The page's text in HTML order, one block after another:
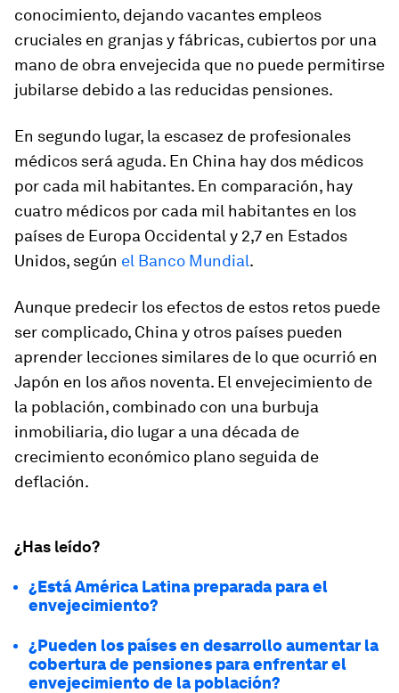
conocimiento, dejando vacantes empleos
cruciales en granjas y fábricas, cubiertos por una
mano de obra envejecida que no puede permitirse
jubilarse debido a las reducidas pensiones.
En segundo lugar, la escasez de profesionales
médicos será aguda. En China hay dos médicos
por cada mil habitantes. En comparación, hay
cuatro médicos por cada mil habitantes en los
países de Europa Occidental y 2,7 en Estados
Unidos, según el Banco Mundial.
Aunque predecir los efectos de estos retos puede
ser complicado, China y otros países pueden
aprender lecciones similares de lo que ocurrió en
Japón en los años noventa. El envejecimiento de
la población, combinado con una burbuja
inmobiliaria, dio lugar a una década de
crecimiento económico plano seguida de
deflación.
¿Has leído?
¿Está América Latina preparada para el
envejecimiento?
¿Pueden los países en desarrollo aumentar la
cobertura de pensiones para enfrentar el
envejecimiento de la población?